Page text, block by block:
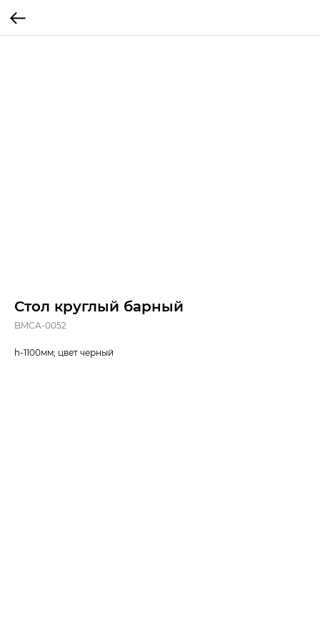
Стол круглый барный
BMCA-0052
h-1100мм; цвет черный